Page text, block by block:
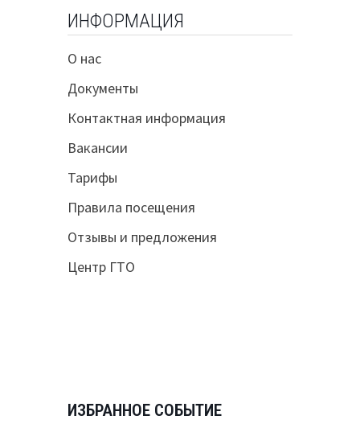
ИНФОРМАЦИЯ
О нас
Документы
Контактная информация
Вакансии
Тарифы
Правила посещения
Отзывы и предложения
Центр ГТО
ИЗБРАННОЕ СОБЫТИЕ